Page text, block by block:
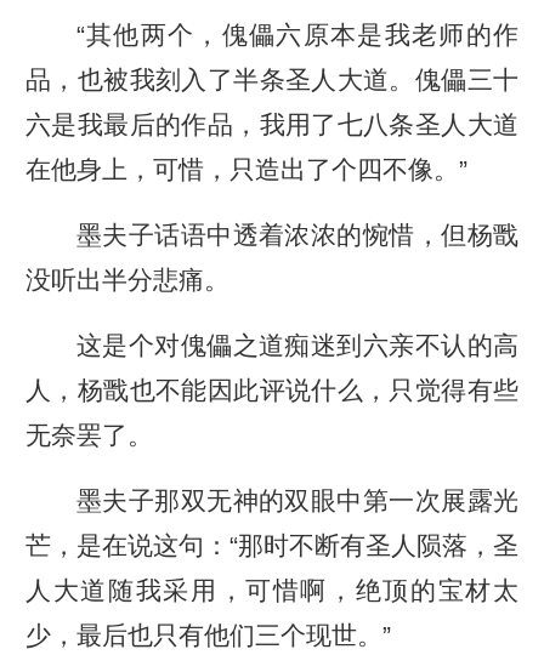
“其他两个，傀儡六原本是我老师的作
品，也被我刻入了半条圣人大道。傀儡三十
六是我最后的作品，我用了七八条圣人大道
在他身上，可惜，只造出了个四不像。”
墨夫子话语中透着浓浓的惋惜，但杨戬
没听出半分悲痛。
这是个对傀儡之道痴迷到六亲不认的高
人，杨戬也不能因此评说什么，只觉得有些
无奈罢了。
墨夫子那双无神的双眼中第一次展露光
芒，是在说这句：“那时不断有圣人陨落，圣
人大道随我采用，可惜啊，绝顶的宝材太
少，最后也只有他们三个现世。”